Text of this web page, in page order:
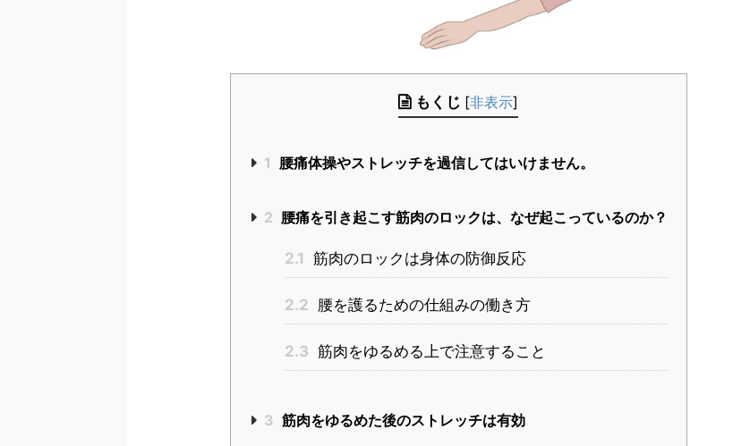
もくじ [非表示]
1 腰痛体操やストレッチを過信してはいけません。
2 腰痛を引き起こす筋肉のロックは、なぜ起こっているのか？
2.1 筋肉のロックは身体の防御反応
2.2 腰を護るための仕組みの働き方
2.3 筋肉をゆるめる上で注意すること
3 筋肉をゆるめた後のストレッチは有効